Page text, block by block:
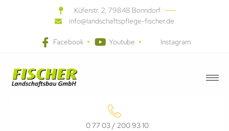
Küferstr. 2, 79848 Bonndorf
info@landschaftspflege-fischer.de
Facebook Youtube Instagram
0 77 03 / 200 93 10